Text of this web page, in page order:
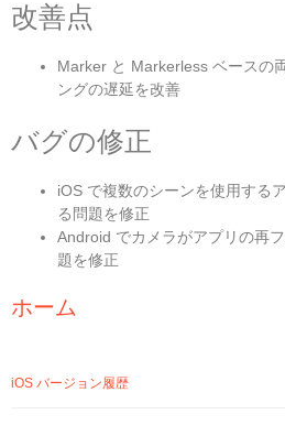
改善点
Marker と Markerless ベースの
ングの遅延を改善
バグの修正
iOS で複数のシーンを使用する
る問題を修正
Android でカメラがアプリの再
題を修正
ホーム
iOS バージョン履歴